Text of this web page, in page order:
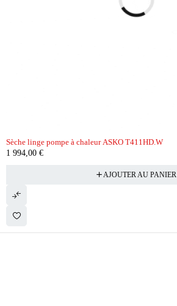
Sèche linge pompe à chaleur ASKO T411HD.W
1 994,00 €
AJOUTER AU PANIER